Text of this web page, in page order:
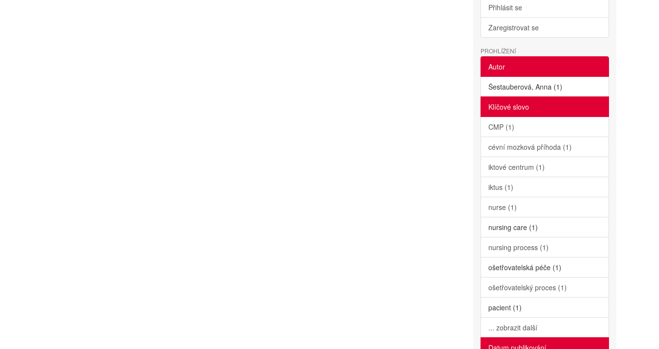
Přihlásit se
Zaregistrovat se
PROHLÍŽENÍ
Autor
Šestauberová, Anna (1)
Klíčové slovo
CMP (1)
cévní mozková příhoda (1)
iktové centrum (1)
iktus (1)
nurse (1)
nursing care (1)
nursing process (1)
ošetřovatelská péče (1)
ošetřovatelský proces (1)
pacient (1)
... zobrazit další